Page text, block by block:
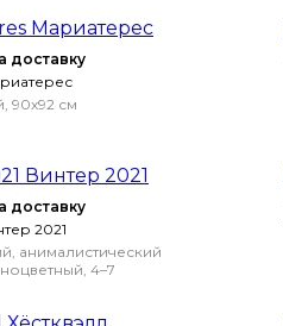
доставку
90x92 см
доставку
2021
анималистический
4–7